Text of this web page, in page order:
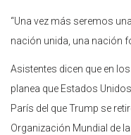
“Una vez más seremos
nación unida, una nación
Asistentes dicen que en
planea que Estados
París del que Trump se
Organización Mundial de la